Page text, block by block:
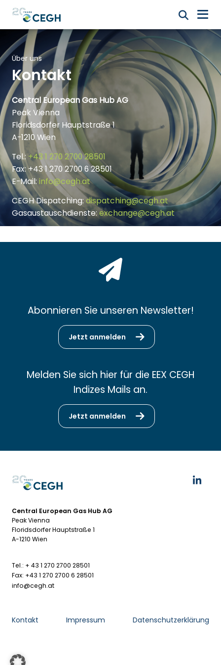
Über uns
Kontakt
Central European Gas Hub AG
Peak Vienna
Floridsdorfer Hauptstraße 1
A-1210 Wien
Tel.:+43 1 270 2700 28501
Fax: +43 1 270 2700 6 28501
E-Mail: info@cegh.at
CEGH Dispatching:dispatching@cegh.at
Gasaustauschdienste:exchange@cegh.at
Abonnieren Sie unseren Newsletter!
Jetzt anmelden
Melden Sie sich hier für die EEX CEGH
Indizes Mails an.
Jetzt anmelden
Central European Gas Hub AG
Peak Vienna
Floridsdorfer Hauptstraße 1
A-1210 Wien
Tel.: + 43 1 270 2700 28501
Fax: +43 1 270 2700 6 28501
info@cegh.at
Kontakt Impressum Datenschutzerklärung